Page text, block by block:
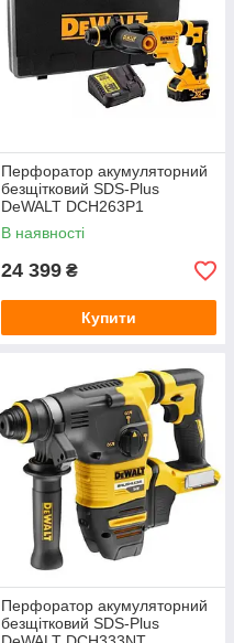
Перфоратор акумуляторний
безщітковий SDS-Plus
DeWALT DCH263P1
В наявності
24 399 ₴
Купити
Перфоратор акумуляторний
безщітковий SDS-Plus